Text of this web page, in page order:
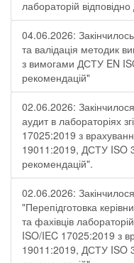
лабораторій
04.06.2026:
та валідація методик
з вимогами ДСТУ EN
рекомендацій"
02.06.2026:
аудит в лабораторіях
17025:2019 з
19011:2019, ДСТУ ISO
рекомендацій".
02.06.2026:
"Перепідготовка
та фахівців
ISO/IEC 17025:2019 з
19011:2019, ДСТУ ISO